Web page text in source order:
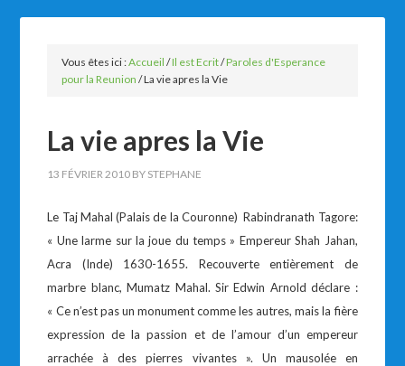
Vous êtes ici :Accueil /Il est Ecrit/Paroles d'Esperance
pour la Reunion /La vie apres la Vie
La vie apres la Vie
13 FÉVRIER 2010 BY STEPHANE
Le Taj Mahal (Palais de la Couronne) Rabindranath Tagore:
« Une larme sur la joue du temps » Empereur Shah Jahan,
Acra (Inde) 1630-1655. Recouverte entièrement de
marbre blanc, Mumatz Mahal. Sir Edwin Arnold déclare :
« Ce n’est pas un monument comme les autres, mais la fière
expression de la passion et de l’amour d’un empereur
arrachée à des pierres vivantes ». Un mausolée en